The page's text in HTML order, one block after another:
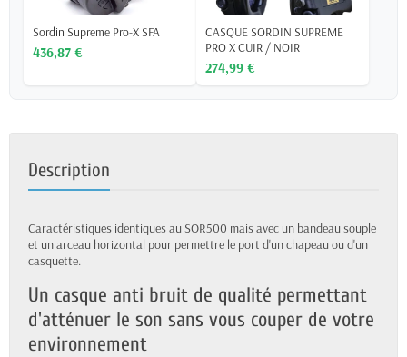
Sordin Supreme Pro-X SFA
436,87 €
CASQUE SORDIN SUPREME
PRO X CUIR / NOIR
274,99 €
Description
Caractéristiques identiques au SOR500 mais avec un bandeau souple
et un arceau horizontal pour permettre le port d'un chapeau ou d'un
casquette.
Un casque anti bruit de qualité permettant
d'atténuer le son sans vous couper de votre
environnement